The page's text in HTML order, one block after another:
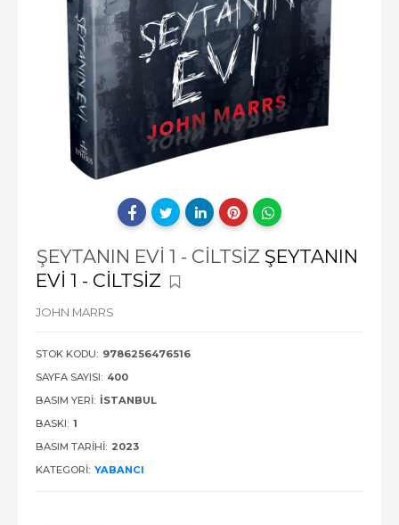
ŞEYTANIN EVİ 1 - CİLTSİZ ŞEYTANIN
EVİ 1 - CİLTSİZ
JOHN MARRS
STOK KODU: 9786256476516
SAYFA SAYISI: 400
BASIM YERI: İSTANBUL
BASKI: 1
BASIM TARIHI: 2023
KATEGORI: YABANCI